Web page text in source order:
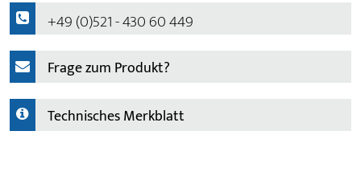
+49 (0)521 - 430 60 449
Frage zum Produkt?
Technisches Merkblatt